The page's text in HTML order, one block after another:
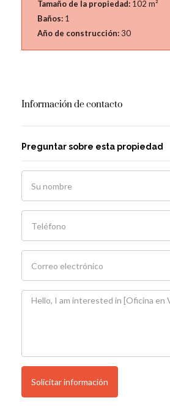
Tamaño de la propiedad: 102 m²
Baños: 1
Año de construcción:30
Información de contacto
Preguntar sobre esta propiedad
Solicitar información